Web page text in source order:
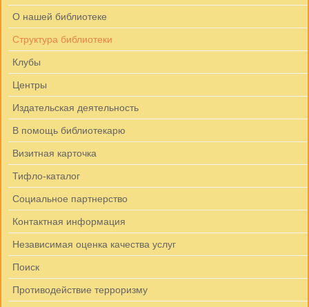
О нашей библиотеке
Структура библиотеки
Клубы
Центры
Издательская деятельность
В помощь библиотекарю
Визитная карточка
Тифло-каталог
Социальное партнерство
Контактная информация
Независимая оценка качества услуг
Поиск
Противодействие терроризму